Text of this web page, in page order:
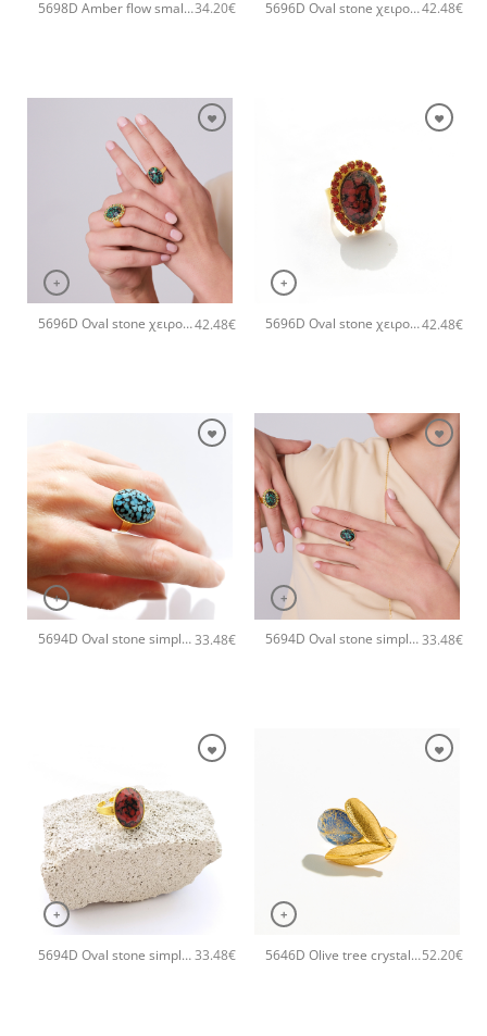
5698D Amber flow small χειροποίητο δαχτυλιδι Catherine bijoux Τυρκουάζ34.20€ 5696D Oval stone χειροποίητο δαχτυλιδι Catherine bijoux Τυρκουάζ42.48€
+
5696D Oval stone χειροποίητο δαχτυλιδι Catherine bijoux Πράσινο42.48€
+
5696D Oval stone χειροποίητο δαχτυλιδι Catherine bijoux Πορτοκαλί42.48€
+
5694D Oval stone simple χειροποίητο δαχτυλιδι Catherine bijoux Τυρκουάζ33.48€
+
5694D Oval stone simple χειροποίητο δαχτυλιδι Catherine bijoux Πράσινο33.48€
+
5694D Oval stone simple χειροποίητο δαχτυλιδι Catherine bijoux Πορτοκαλί33.48€
+
5646D Olive tree crystal χειροποίητο δαχτυλιδι Catherine bijoux Μπλε52.20€